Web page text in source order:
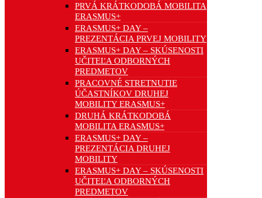
PRVÁ KRÁTKODOBÁ MOBILITA
ERASMUS+
ERASMUS+ DAY –
PREZENTÁCIA PRVEJ MOBILITY
ERASMUS+ DAY – SKÚSENOSTI
UČITEĽA ODBORNÝCH
PREDMETOV
PRACOVNÉ STRETNUTIE
ÚČASTNÍKOV DRUHEJ
MOBILITY ERASMUS+
DRUHÁ KRÁTKODOBÁ
MOBILITA ERASMUS+
ERASMUS+ DAY –
PREZENTÁCIA DRUHEJ
MOBILITY
ERASMUS+ DAY – SKÚSENOSTI
UČITEĽA ODBORNÝCH
PREDMETOV